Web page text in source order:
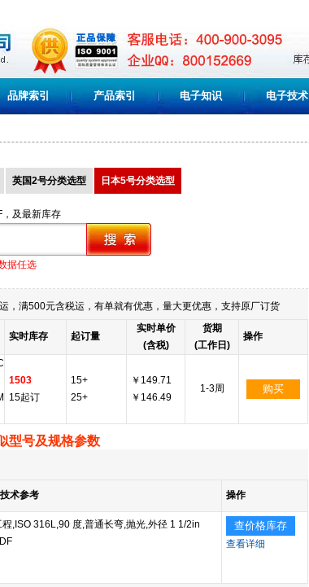
品牌索引 产品索引 电子知识 电子技术
英国2号分类选型 日本5号分类选型
及最新库存
据任选
满500元含税运，有单就有优惠，量大更优惠，支持原厂订货
实时库存 起订量
实时单价
(含税)
货期
(工作日)
操作
1503
15起订
15+
25+
￥149.71
￥146.49
1-3周 购买
型号及规格参数
术参考 操作
程,ISO 316L,90 度,普通长弯,抛光,外径 1 1/2in
查价格库存
查看详细